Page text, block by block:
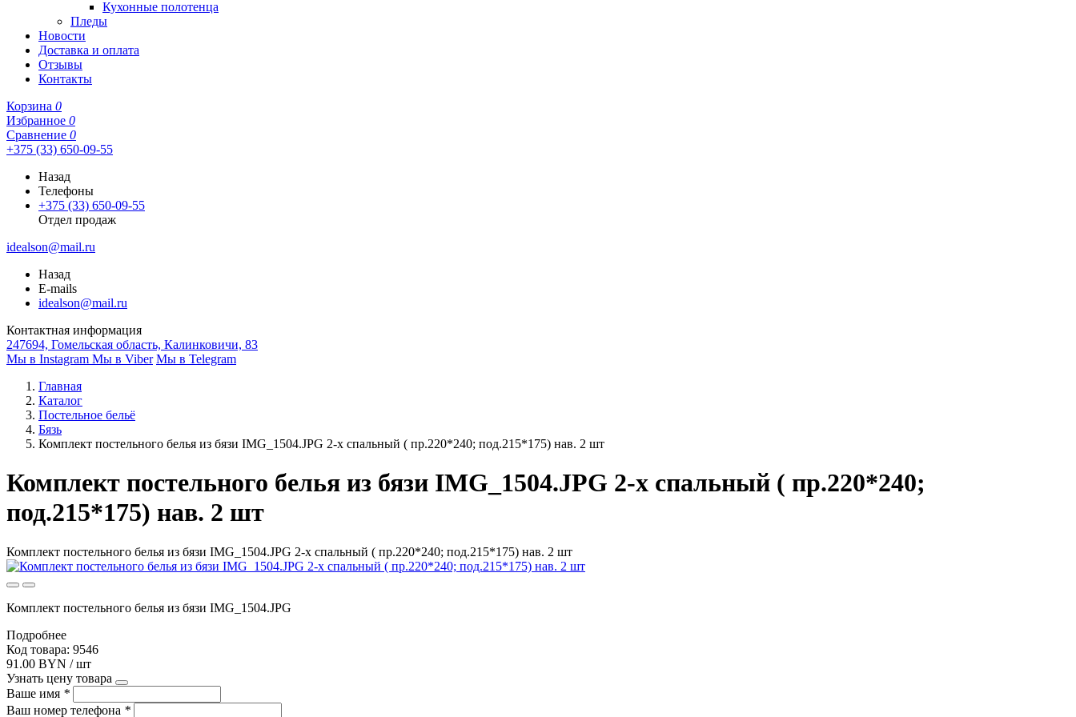
Кухонные полотенца
Пледы
Новости
Доставка и оплата
Отзывы
Контакты
Корзина 0
Избранное 0
Сравнение 0
+375 (33) 650-09-55
Назад
Телефоны
+375 (33) 650-09-55
Отдел продаж
idealson@mail.ru
Назад
E-mails
idealson@mail.ru
Контактная информация
247694, Гомельская область, Калинковичи, 83
Мы в Instagram Мы в Viber Мы в Telegram
Главная
Каталог
Постельное бельё
Бязь
Комплект постельного белья из бязи IMG_1504.JPG 2-х спальный ( пр.220*240; под.215*175) нав. 2 шт
Комплект постельного белья из бязи IMG_1504.JPG 2-х спальный ( пр.220*240;
под.215*175) нав. 2 шт
Комплект постельного белья из бязи IMG_1504.JPG 2-х спальный ( пр.220*240; под.215*175) нав. 2 шт
Комплект постельного белья из бязи IMG_1504.JPG
Подробнее
Код товара: 9546
91.00 BYN / шт
Узнать цену товара
Ваше имя *
Ваш номер телефона *